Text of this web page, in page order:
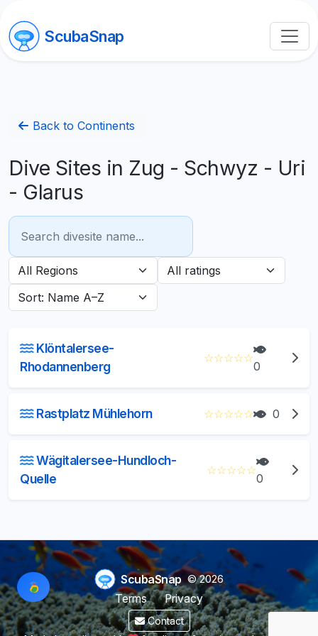
ScubaSnap
Back to Continents
Dive Sites in Zug - Schwyz - Uri
- Glarus
Klöntalersee-
Rhodannenberg
☆☆☆☆☆
0
Rastplatz Mühlehorn ☆☆☆☆☆ 0
Wägitalersee-Hundloch-
Quelle
☆☆☆☆☆
0
ScubaSnap © 2026
Terms
Privacy
Contact